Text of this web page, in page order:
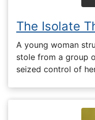
The Isolate
A young woman
stole from a group
seized control of